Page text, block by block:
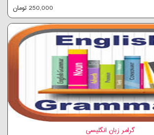
250,000 تومان
گرامر زبان انگلیسی